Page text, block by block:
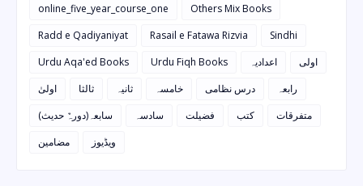
online_five_year_course_one
Others Mix Books
Radd e Qadiyaniyat
Rasail e Fatawa Rizvia
Sindhi
Urdu Aqa'ed Books
Urdu Fiqh Books اعدادیہ
اولی
اولیٰ
ثالثا ثانیہ خامسہ درس نظامی
رابعہ
سابعہ(دورہٌ حدیث)
سادسہ فضیلت کتب
متفرقات
مضامین
ویڈیوز